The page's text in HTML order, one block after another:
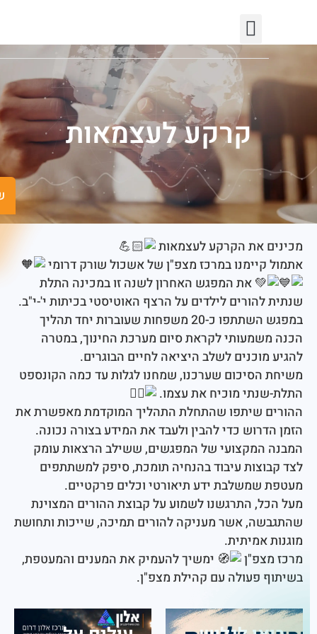
שישים
קרקע לעצמאות
את הקרקע לעצמאות
במרכז מצפ"ן של אשכול שורק דרומי
את המפגש האחרון לשנה זו במכינה התלת
לילדים על הרצף האוטיסטי בכיתות י'-י"ב.
במפגש השתתפו כ-20 משפחות שעוברות יחד תהליך
לקראת סיום מערכת החינוך, במטרה
לשלב היציאה לחיים הבוגרים.
שערכנו, שמחנו לגלות עד כמה הקונספט
מוכיח את עצמו.
שיתפו שהתחלת התהליך המוקדמת מאפשרת את
כדי להבין ולעבד את המידע בצורה נכונה.
של המפגשים, ששילב הרצאות עומק
עיבוד בהנחיה תומכת, סיפק למשתתפים
ידע תיאורטי וכלים פרקטיים.
התרגשנו לשמוע על קבוצת ההורים המצוינת
אשר מעניקה להורים תמיכה, שייכות ותחושת
אמיתית.
ימשיך להעמיק את המענים והמעטפת,
פעולה עם קהילת מצפ"ן.